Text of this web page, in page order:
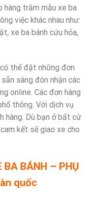
hàng trăm mẫu xe ba
việc khác nhau như:
xe ba bánh cứu hỏa,
thể đặt những đơn
sàng đón nhận các
online. Các đơn hàng
thông. Với dịch vụ
hàng. Dù bạn ở bất cứ
kết sẽ giao xe cho
BA BÁNH – PHỤ
quốc